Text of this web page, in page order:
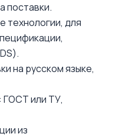
поставки.
технологии, для
на русском языке,
ГОСТ или ТУ,
из